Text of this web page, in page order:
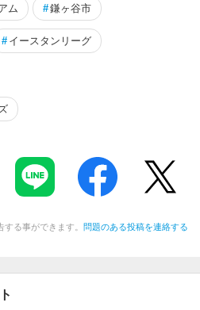
ム #鎌ヶ谷市
# イースタンリーグ
る事ができます。 問題のある投稿を連絡する